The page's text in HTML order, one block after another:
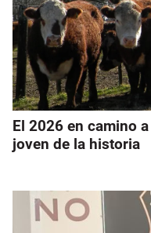
El 2026 en camino
joven de la historia